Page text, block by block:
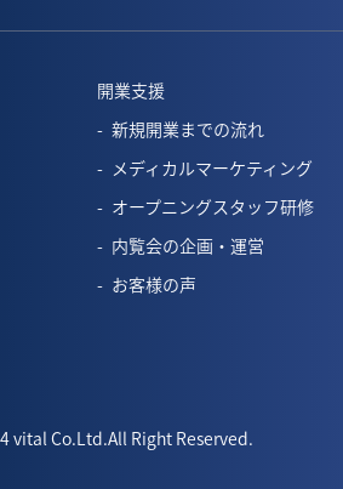
開業支援
新規開業までの流れ
メディカルマーケティング
オープニングスタッフ研修
内覧会の企画・運営
お客様の声
vital Co.Ltd.All Right Reserved.